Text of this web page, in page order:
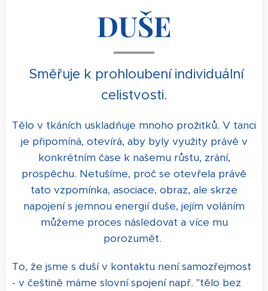
DUŠE
Směřuje k prohloubení individuální
celistvosti.
Tělo v tkáních uskladňuje mnoho prožitků. V tanci
je připomíná, otevírá, aby byly využity právě v
konkrétním čase k našemu růstu, zrání,
prospěchu. Netušíme, proč se otevřela právě
tato vzpomínka, asociace, obraz, ale skrze
napojení s jemnou energií duše, jejím voláním
můžeme proces následovat a více mu
porozumět.
To, že jsme s duší v kontaktu není samozřejmost
- v češtině máme slovní spojení např. "tělo bez